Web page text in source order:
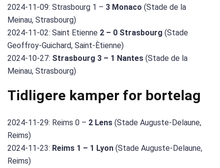
2024-11-09: Strasbourg 1 – 3 Monaco (Stade de la
Meinau, Strasbourg)
2024-11-02: Saint Etienne 2 – 0 Strasbourg (Stade
Geoffroy-Guichard, Saint-Ètienne)
2024-10-27: Strasbourg 3 – 1 Nantes (Stade de la
Meinau, Strasbourg)
Tidligere kamper for bortelag
2024-11-29: Reims 0 – 2 Lens (Stade Auguste-Delaune,
Reims)
2024-11-23: Reims 1 – 1 Lyon (Stade Auguste-Delaune,
Reims)